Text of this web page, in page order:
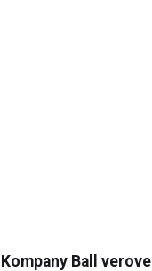
Kompany Ball